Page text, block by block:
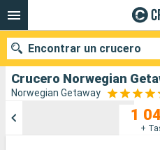
Norwegian Getaway
1
+
Encontrar un crucero